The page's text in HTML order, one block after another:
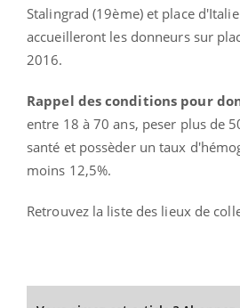
Stalingrad (19ème) et place
accueilleront les donneurs sur
2016.
Rappel des conditions pour
entre 18 à 70 ans, peser plus de
santé et possèder un taux
moins 12,5%.
Retrouvez la liste des lieux de